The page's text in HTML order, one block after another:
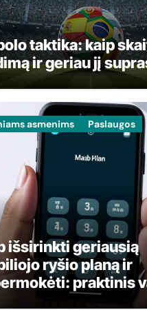
taktika: kaip
ir geriau jį
asmenims Paslaugos
išsirinkti geriausią
ryšio planą ir
praktinis